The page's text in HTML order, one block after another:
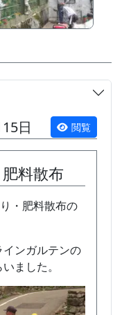
閲覧
日
料散布
・肥料散布の
ンガルテンの
ました。